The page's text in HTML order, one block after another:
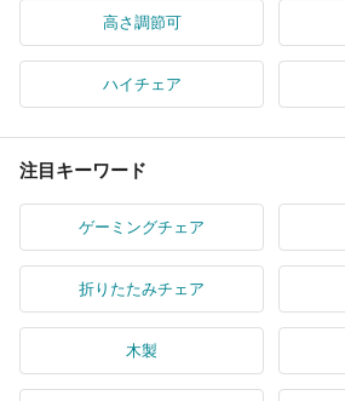
高さ調節可
ハイチェア
注目キーワード
ゲーミングチェア
折りたたみチェア
木製